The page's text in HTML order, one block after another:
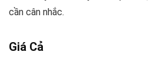
cần cân nhắc.
Giá Cả